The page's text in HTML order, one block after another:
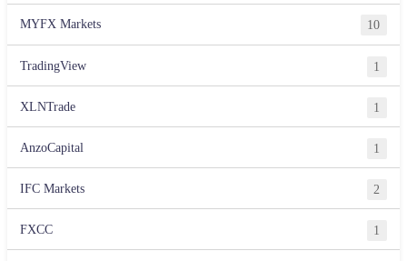
MYFX Markets 10
TradingView 1
XLNTrade 1
AnzoCapital 1
IFC Markets 2
FXCC 1